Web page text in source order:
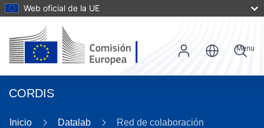
Web oficial de la UE
CORDIS
Menu
Inicio Datalab Red de colaboración